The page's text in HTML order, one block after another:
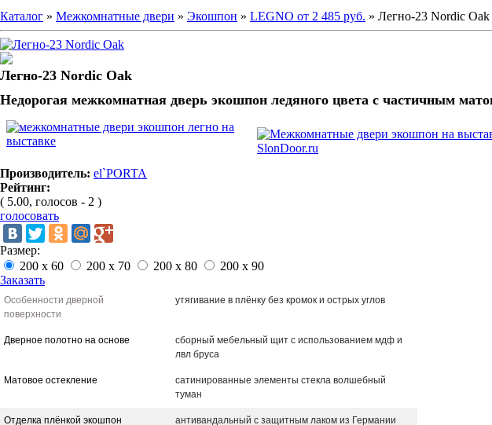
Каталог » Межкомнатные двери » Экошпон » LEGNO от 2 485 руб. » Легно-23 Nordic Oak
Легно-23 Nordic Oak
Недорогая межкомнатная дверь экошпон ледяного цвета с частичным
Производитель: el`PORTA
Рейтинг:
( 5.00, голосов - 2 )
голосовать
Размер:
200 х 60
200 х 70 200 х 80
200 х 90
Заказать
Особенности дверной
поверхности
утягивание в плёнку без кромок и острых углов
Дверное полотно на основе
сборный мебельный щит с использованием мдф и
лвл бруса
Матовое остекление
сатинированные элементы стекла волшебный
туман
Отделка плёнкой экошпон антивандальный с защитным лаком из Германии